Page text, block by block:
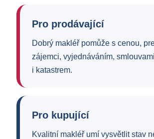
Pro prodávající
Dobrý makléř pomůže s cenou,
zájemci, vyjednáváním,
i katastrem.
Pro kupující
Kvalitní makléř umí vysvětlit stav